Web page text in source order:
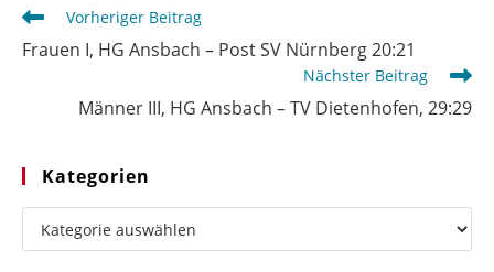
Weitere
Artikel
ansehen
Vorheriger Beitrag
Frauen I, HG Ansbach – Post SV Nürnberg 20:21
Nächster Beitrag
Männer III, HG Ansbach – TV Dietenhofen, 29:29
Kategorien
Kategorien